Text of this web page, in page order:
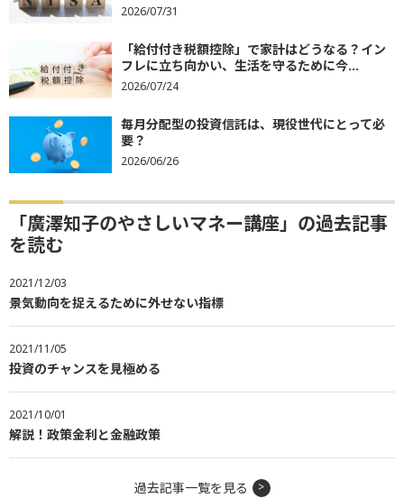
2026/07/31
「給付付き税額控除」で家計はどうなる？イン
フレに立ち向かい、生活を守るために今...
2026/07/24
毎月分配型の投資信託は、現役世代にとって必
要？
2026/06/26
「廣澤知子のやさしいマネー講座」の過去記事
を読む
2021/12/03
景気動向を捉えるために外せない指標
2021/11/05
投資のチャンスを見極める
2021/10/01
解説！政策金利と金融政策
過去記事一覧を見る